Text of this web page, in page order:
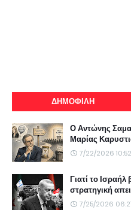
ΔΗΜΟΦΙΛΗ
Ο Αντώνης
Μαρίας
7/22/2026
Γιατί το
στρατηγική
7/25/2026